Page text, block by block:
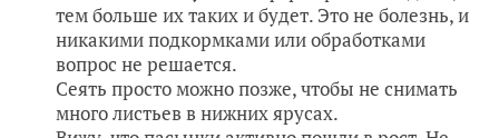
тем больше их таких и будет. Это не болезнь, и
никакими подкормками или обработками
вопрос не решается.
Сеять просто можно позже, чтобы не снимать
много листьев в нижних ярусах.